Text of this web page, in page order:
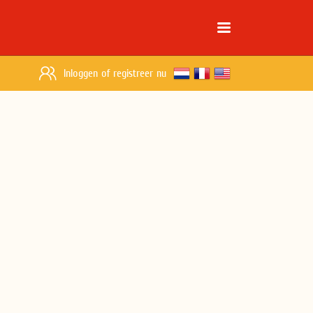
Inloggen of registreer nu